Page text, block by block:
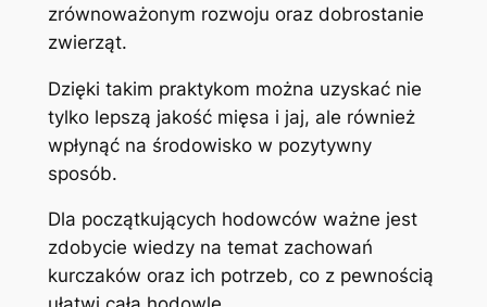
zrównoważonym rozwoju oraz dobrostanie
zwierząt.
Dzięki takim praktykom można uzyskać nie
tylko lepszą jakość mięsa i jaj, ale również
wpłynąć na środowisko w pozytywny
sposób.
Dla początkujących hodowców ważne jest
zdobycie wiedzy na temat zachowań
kurczaków oraz ich potrzeb, co z pewnością